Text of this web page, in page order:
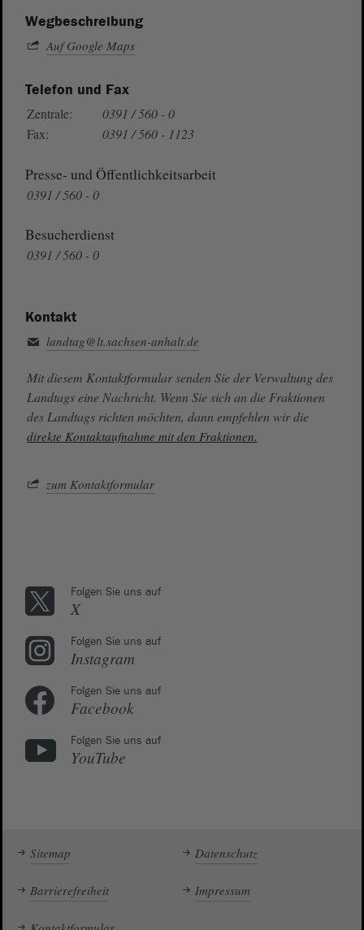
Wegbeschreibung
Auf Google Maps
Telefon und Fax
Zentrale:
0391 / 560 - 0
Fax:
0391 / 560 - 1123
Presse- und Öffentlichkeitsarbeit
0391 / 560 - 0
Besucherdienst
0391 / 560 - 0
Kontakt
landtag@lt.sachsen-anhalt.de
Mit diesem Kontaktformular senden Sie der Verwaltung des
Landtags eine Nachricht. Wenn Sie sich an die Fraktionen
des Landtags richten möchten, dann empfehlen wir die
direkte Kontaktaufnahme mit den Fraktionen.
zum Kontaktformular
Folgen Sie uns auf
X
Folgen Sie uns auf
Instagram
Folgen Sie uns auf
Facebook
Folgen Sie uns auf
YouTube
Sitemap Datenschutz
Barrierefreiheit Impressum